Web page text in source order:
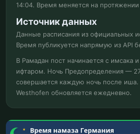
14:04. Время меняется на
Источник данных
Данные расписания из официальных
Время публикуется напрямую из API
В Рамадан пост начинается с имсака и
ифтаром. Ночь Предопределения —
совершается каждую ночь после иша.
Westhofen обновляется ежедневно.